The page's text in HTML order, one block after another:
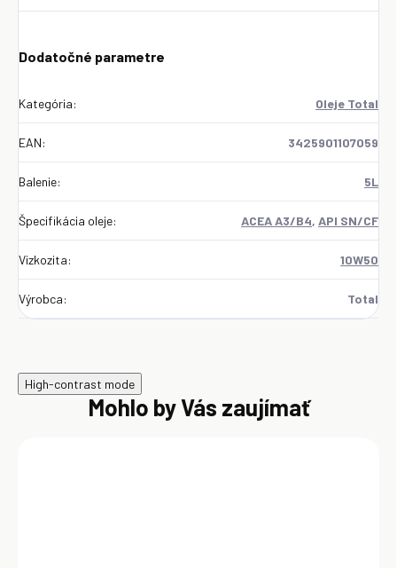
Dodatočné parametre
Kategória: Oleje Total
EAN: 3425901107059
Balenie: 5L
Špecifikácia oleje: ACEA A3/B4, API SN/CF
Vizkozita: 10W50
Výrobca: Total
High-contrast mode
Mohlo by Vás zaujímať